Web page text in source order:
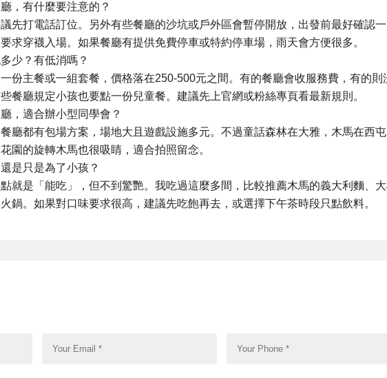
，有什麼要注意的？
先打電話訂位。另外有些餐廳的沙坑或戶外區會暫停開放，出發前最好確認一
求穿襪入場。如果餐廳有提供免費停車或特約停車場，雨天會方便很多。
少？有低消嗎？
份主餐或一組套餐，價格落在250-500元之間。有的餐廳會收服務費，有的則
餐廳規定小孩也要點一份兒童餐。建議先上官網或粉絲專頁看最新規則。
，適合辦小型同學會？
廳都有包場方案，場地大且遊戲設施多元。不過童話森林在大雅，木馬在西
園的旋轉木馬也很吸睛，適合拍照留念。
是只是為了小孩？
就是「能吃」，但不到驚艷。我吃過這麼多間，比較推薦木馬的義大利麵、
鍋。如果對口味要求很高，建議先吃飽再去，或選擇下午茶時段只點飲料。